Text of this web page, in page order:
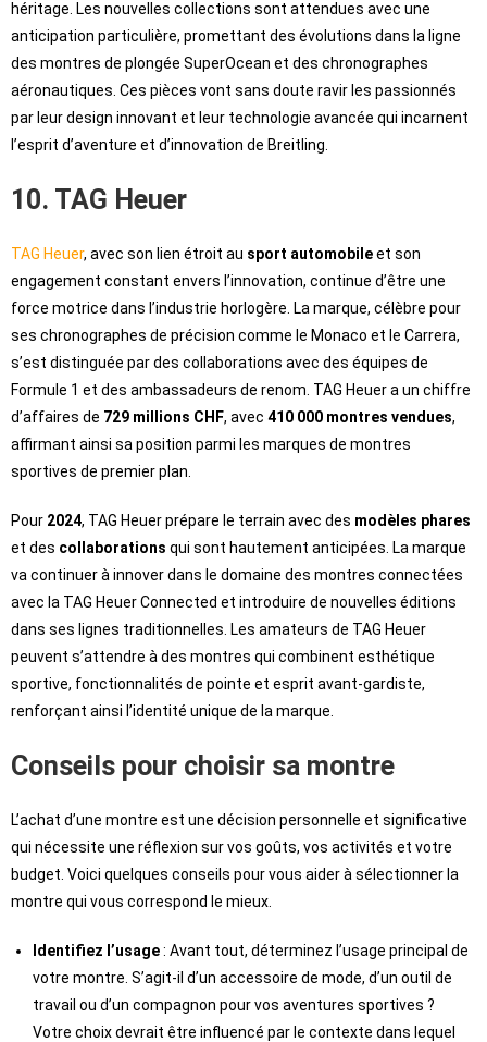
héritage. Les nouvelles collections sont attendues avec une
anticipation particulière, promettant des évolutions dans la ligne
des montres de plongée SuperOcean et des chronographes
aéronautiques. Ces pièces vont sans doute ravir les passionnés
par leur design innovant et leur technologie avancée qui incarnent
l’esprit d’aventure et d’innovation de Breitling.
10. TAG Heuer
TAG Heuer, avec son lien étroit au sport automobileet son
engagement constant envers l’innovation, continue d’être une
force motrice dans l’industrie horlogère. La marque, célèbre pour
ses chronographes de précision comme le Monaco et le Carrera,
s’est distinguée par des collaborations avec des équipes de
Formule 1 et des ambassadeurs de renom. TAG Heuer a un chiffre
d’affaires de 729 millions CHF, avec 410 000 montres vendues,
affirmant ainsi sa position parmi les marques de montres
sportives de premier plan.
Pour 2024, TAG Heuer prépare le terrain avec des modèles phares
et des collaborations qui sont hautement anticipées. La marque
va continuer à innover dans le domaine des montres connectées
avec la TAG Heuer Connected et introduire de nouvelles éditions
dans ses lignes traditionnelles. Les amateurs de TAG Heuer
peuvent s’attendre à des montres qui combinent esthétique
sportive, fonctionnalités de pointe et esprit avant-gardiste,
renforçant ainsi l’identité unique de la marque.
Conseils pour choisir sa montre
L’achat d’une montre est une décision personnelle et significative
qui nécessite une réflexion sur vos goûts, vos activités et votre
budget. Voici quelques conseils pour vous aider à sélectionner la
montre qui vous correspond le mieux.
Identifiez l’usage: Avant tout, déterminez l’usage principal de
votre montre. S’agit-il d’un accessoire de mode, d’un outil de
travail ou d’un compagnon pour vos aventures sportives ?
Votre choix devrait être influencé par le contexte dans lequel